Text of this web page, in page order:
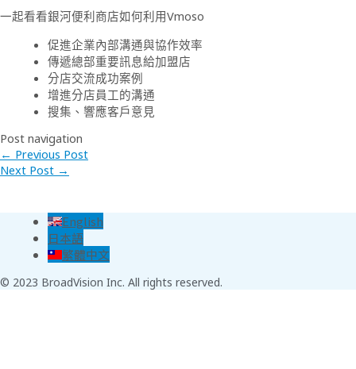
一起看看銀河便利商店如何利用Vmoso
促進企業內部溝通與協作效率
傳遞總部重要訊息給加盟店
分店交流成功案例
增進分店員工的溝通
搜集、響應客戶意見
Post navigation
← Previous Post
Next Post →
English
日本語
繁體中文
© 2023 BroadVision Inc. All rights reserved.